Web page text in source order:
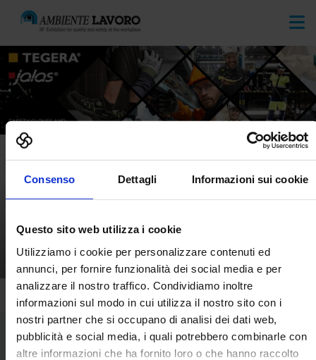
Consenso Dettagli Informazioni sui cookie
Questo sito web utilizza i cookie
Utilizziamo i cookie per personalizzare contenuti ed
annunci, per fornire funzionalità dei social media e per
analizzare il nostro traffico. Condividiamo inoltre
informazioni sul modo in cui utilizza il nostro sito con i
nostri partner che si occupano di analisi dei dati web,
pubblicità e social media, i quali potrebbero combinarle con
altre informazioni che ha fornito loro o che hanno raccolto
EJENDALS AB
HomeProducts Video
Products